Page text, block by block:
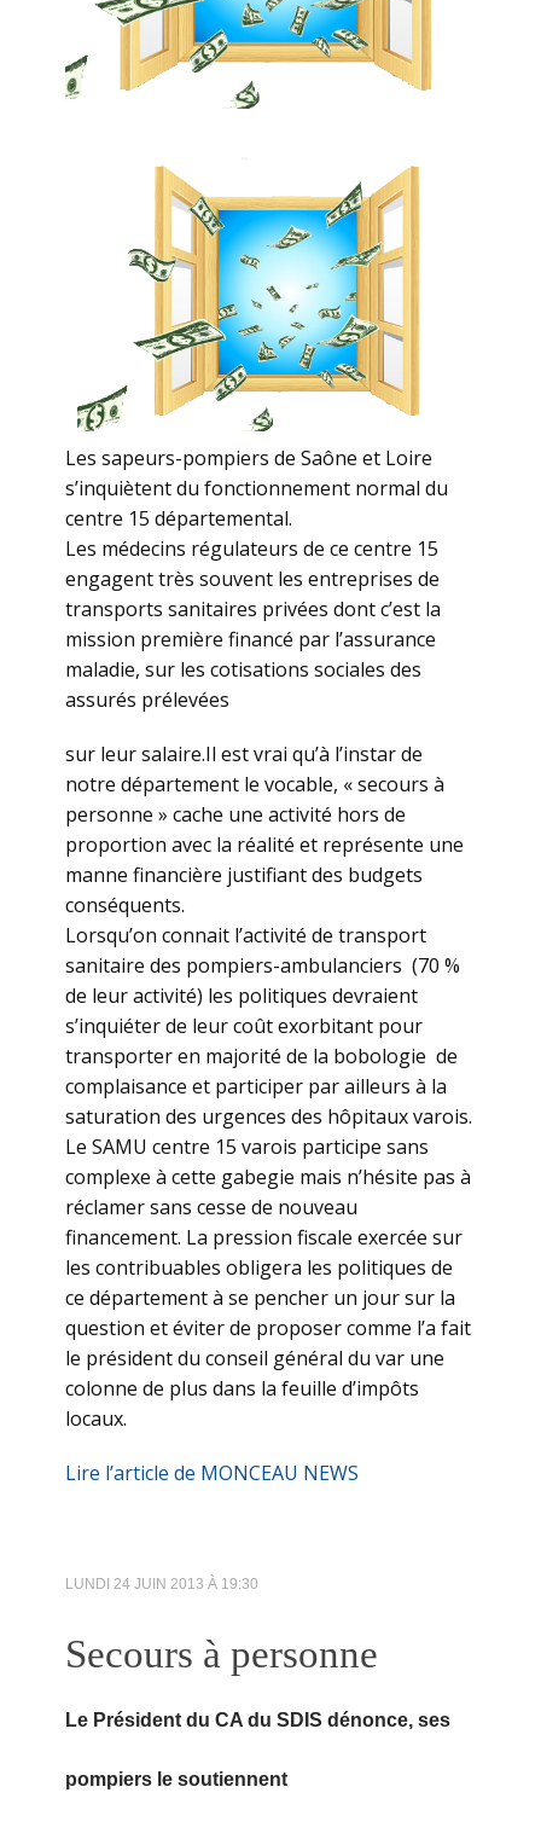
Les sapeurs-pompiers de Saône et Loire
s’inquiètent du fonctionnement normal du
centre 15 départemental.
Les médecins régulateurs de ce centre 15
engagent très souvent les entreprises de
transports sanitaires privées dont c’est la
mission première financé par l’assurance
maladie, sur les cotisations sociales des
assurés prélevées
sur leur salaire.Il est vrai qu’à l’instar de
notre département le vocable, « secours à
personne » cache une activité hors de
proportion avec la réalité et représente une
manne financière justifiant des budgets
conséquents.
Lorsqu’on connait l’activité de transport
sanitaire des pompiers-ambulanciers (70 %
de leur activité) les politiques devraient
s’inquiéter de leur coût exorbitant pour
transporter en majorité de la bobologie de
complaisance et participer par ailleurs à la
saturation des urgences des hôpitaux varois.
Le SAMU centre 15 varois participe sans
complexe à cette gabegie mais n’hésite pas à
réclamer sans cesse de nouveau
financement. La pression fiscale exercée sur
les contribuables obligera les politiques de
ce département à se pencher un jour sur la
question et éviter de proposer comme l’a fait
le président du conseil général du var une
colonne de plus dans la feuille d’impôts
locaux.
Lire l’article de MONCEAU NEWS
LUNDI 24 JUIN 2013 À 19:30
Secours à personne
Le Président du CA du SDIS dénonce, ses
pompiers le soutiennent